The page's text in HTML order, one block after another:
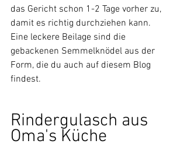
das Gericht schon 1-2 Tage vorher zu,
damit es richtig durchziehen kann.
Eine leckere Beilage sind die
gebackenen Semmelknödel aus der
Form, die du auch auf diesem Blog
findest.
Rindergulasch aus
Oma's Küche